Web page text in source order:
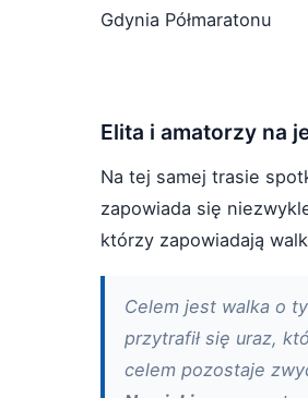
Gdynia Półmaratonu
Elita i amatorzy na
Na tej samej trasie
zapowiada się
którzy zapowiadają
Celem jest walka o
przytrafił się uraz,
celem pozostaje